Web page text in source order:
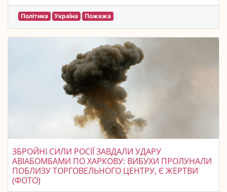
Політика Україна Пожежа
ЗБРОЙНІ СИЛИ РОСІЇ ЗАВДАЛИ УДАРУ
АВІАБОМБАМИ ПО ХАРКОВУ: ВИБУХИ ПРОЛУНАЛИ
ПОБЛИЗУ ТОРГОВЕЛЬНОГО ЦЕНТРУ, Є ЖЕРТВИ
(ФОТО)